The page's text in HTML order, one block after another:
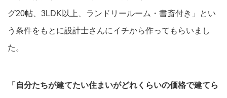
グ20帖、3LDK以上、ランドリールーム・書斎付き」とい
う条件をもとに設計士さんにイチから作ってもらいまし
た。
「自分たちが建てたい住まいがどれくらいの価格で建てら